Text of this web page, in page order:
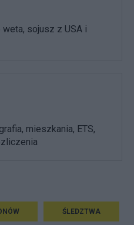
weta, sojusz z USA i
mieszkania, ETS,
ŚLEDZTWA